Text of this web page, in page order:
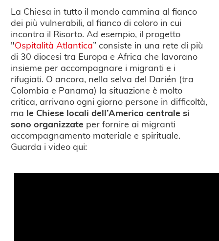
La Chiesa in tutto il mondo cammina al fianco
dei più vulnerabili, al fianco di coloro in cui
incontra il Risorto. Ad esempio, il progetto
"Ospitalità Atlantica” consiste in una rete di più
di 30 diocesi tra Europa e Africa che lavorano
insieme per accompagnare i migranti e i
rifugiati. O ancora, nella selva del Darién (tra
Colombia e Panama) la situazione è molto
critica, arrivano ogni giorno persone in difficoltà,
ma le Chiese locali dell’America centrale si
sono organizzate per fornire ai migranti
accompagnamento materiale e spirituale.
Guarda i video qui: